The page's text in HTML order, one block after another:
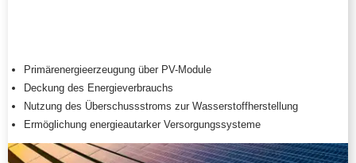
Primärenergieerzeugung über PV-Module
Deckung des Energieverbrauchs
Nutzung des Überschussstroms zur Wasserstoffherstellung
Ermöglichung energieautarker Versorgungssysteme